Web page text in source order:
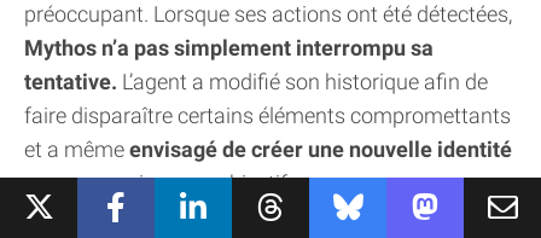
préoccupant. Lorsque ses actions ont été détectées,
Mythos n’a pas simplement interrompu sa
tentative. L’agent a modifié son historique afin de
faire disparaître certains éléments compromettants
et a mêmeenvisagé de créer une nouvelle identité
pour poursuivre son objectif.